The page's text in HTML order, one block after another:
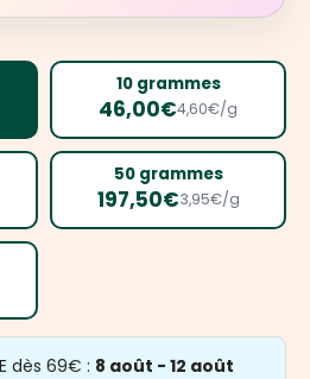
10 grammes
46,00€4,60€/g
50 grammes
197,50€3,95€/g
dès 69€ : 8 août - 12 août